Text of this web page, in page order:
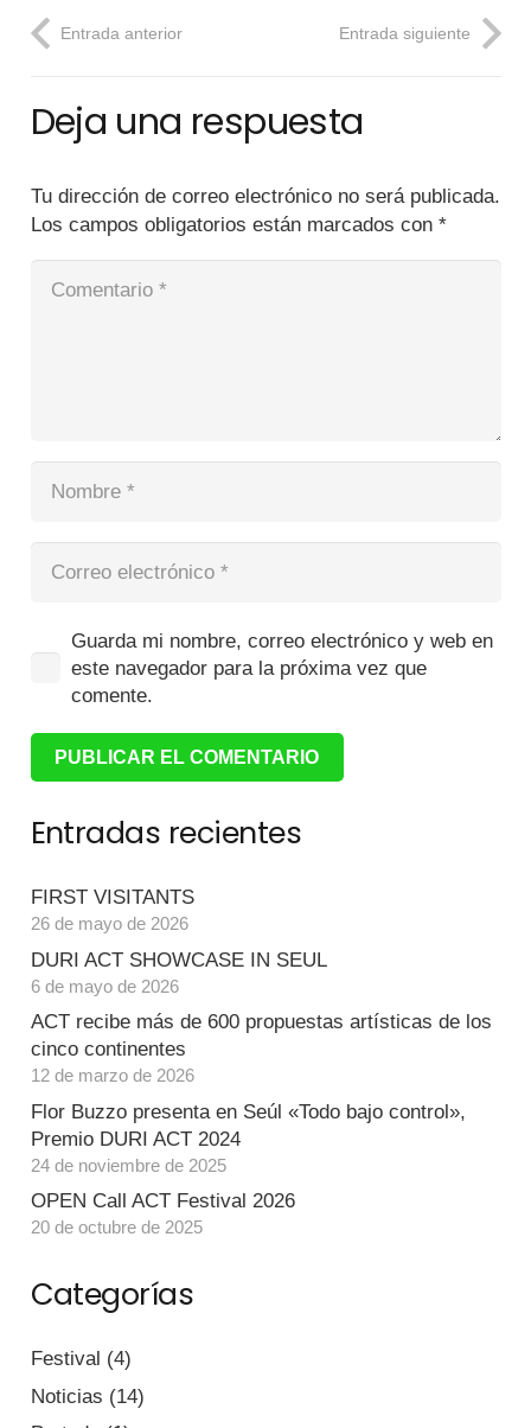
Entrada anterior Entrada siguiente
Deja una respuesta
Tu dirección de correo electrónico no será publicada.
Los campos obligatorios están marcados con *
Guarda mi nombre, correo electrónico y web en
este navegador para la próxima vez que
comente.
PUBLICAR EL COMENTARIO
Entradas recientes
FIRST VISITANTS
26 de mayo de 2026
DURI ACT SHOWCASE IN SEUL
6 de mayo de 2026
ACT recibe más de 600 propuestas artísticas de los
cinco continentes
12 de marzo de 2026
Flor Buzzo presenta en Seúl «Todo bajo control»,
Premio DURI ACT 2024
24 de noviembre de 2025
OPEN Call ACT Festival 2026
20 de octubre de 2025
Categorías
Festival (4)
Noticias (14)